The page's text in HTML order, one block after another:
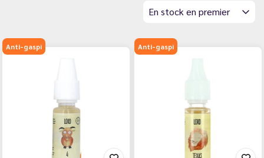
En stock en premier
Anti-gaspi Anti-gaspi